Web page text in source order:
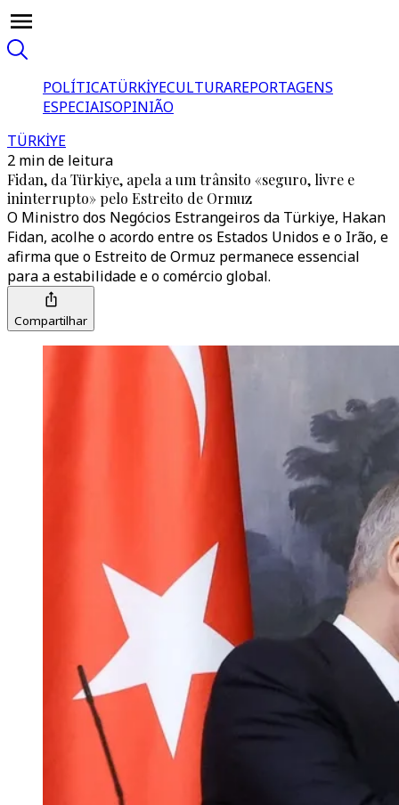
POLÍTICATÜRKİYECULTURAREPORTAGENS
ESPECIAISOPINIÃO
TÜRKİYE
2 min de leitura
Fidan, da Türkiye, apela a um trânsito «seguro, livre e
ininterrupto» pelo Estreito de Ormuz
O Ministro dos Negócios Estrangeiros da Türkiye, Hakan
Fidan, acolhe o acordo entre os Estados Unidos e o Irão, e
afirma que o Estreito de Ormuz permanece essencial
para a estabilidade e o comércio global.
Compartilhar